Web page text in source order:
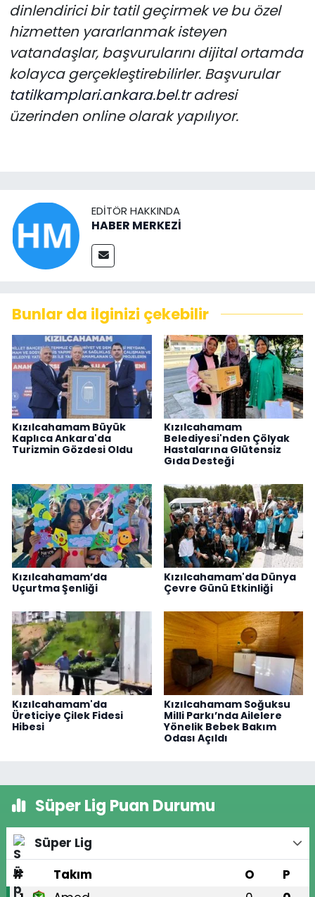
dinlendirici bir tatil geçirmek ve bu özel
hizmetten yararlanmak isteyen
vatandaşlar, başvurularını dijital ortamda
kolayca gerçekleştirebilirler. Başvurular
tatilkamplari.ankara.bel.tradresi
üzerinden online olarak yapılıyor.
EDITÖR HAKKINDA
HABER MERKEZİ
Bunlar da ilginizi çekebilir
Kızılcahamam Büyük
Kaplıca Ankara'da
Turizmin Gözdesi Oldu
Kızılcahamam
Belediyesi'nden Çölyak
Hastalarına Glütensiz
Gıda Desteği
Kızılcahamam’da
Uçurtma Şenliği
Kızılcahamam'da Dünya
Çevre Günü Etkinliği
Kızılcahamam'da
Üreticiye Çilek Fidesi
Hibesi
Kızılcahamam Soğuksu
Milli Parkı’nda Ailelere
Yönelik Bebek Bakım
Odası Açıldı
Süper Lig Puan Durumu
Süper Lig
#
Takım O P